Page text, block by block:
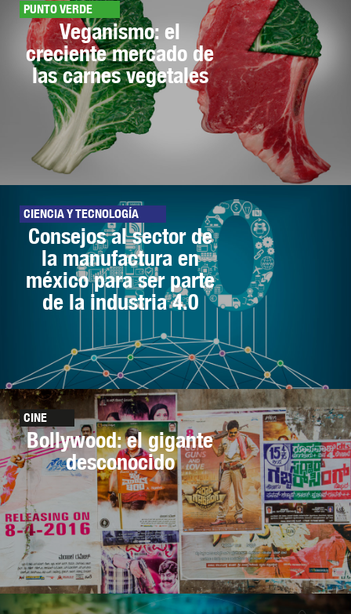
PUNTO VERDE
Veganismo: el
creciente mercado de
las carnes vegetales
CIENCIA Y TECNOLOGÍA
Consejos al sector de
la manufactura en
méxico para ser parte
de la industria 4.0
CINE
Bollywood: el gigante
desconocido